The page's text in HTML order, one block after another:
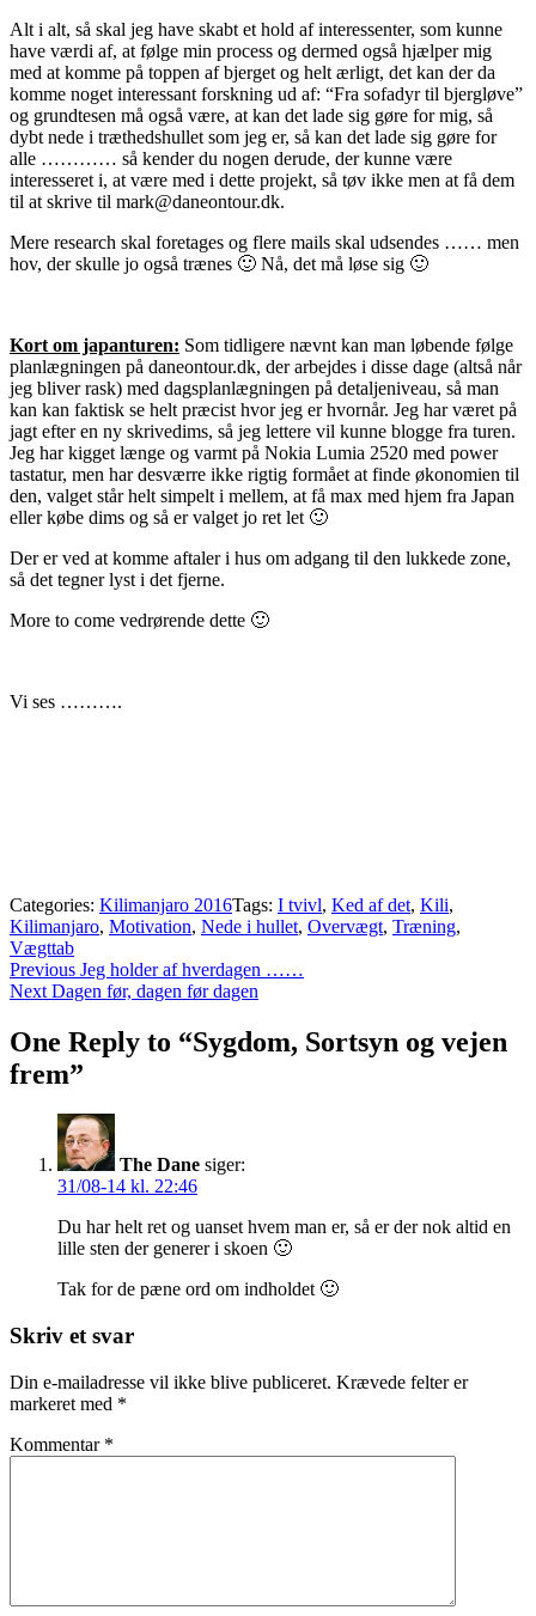
Alt i alt, så skal jeg have skabt et hold af interessenter, som kunne
have værdi af, at følge min process og dermed også hjælper mig
med at komme på toppen af bjerget og helt ærligt, det kan der da
komme noget interessant forskning ud af: “Fra sofadyr til bjergløve”
og grundtesen må også være, at kan det lade sig gøre for mig, så
dybt nede i træthedshullet som jeg er, så kan det lade sig gøre for
alle ………… så kender du nogen derude, der kunne være
interesseret i, at være med i dette projekt, så tøv ikke men at få dem
til at skrive til mark@daneontour.dk.
Mere research skal foretages og flere mails skal udsendes …… men
hov, der skulle jo også trænes 🙂 Nå, det må løse sig 🙂
Kort om japanturen: Som tidligere nævnt kan man løbende følge
planlægningen på daneontour.dk, der arbejdes i disse dage (altså når
jeg bliver rask) med dagsplanlægningen på detaljeniveau, så man
kan kan faktisk se helt præcist hvor jeg er hvornår. Jeg har været på
jagt efter en ny skrivedims, så jeg lettere vil kunne blogge fra turen.
Jeg har kigget længe og varmt på Nokia Lumia 2520 med power
tastatur, men har desværre ikke rigtig formået at finde økonomien til
den, valget står helt simpelt i mellem, at få max med hjem fra Japan
eller købe dims og så er valget jo ret let 🙂
Der er ved at komme aftaler i hus om adgang til den lukkede zone,
så det tegner lyst i det fjerne.
More to come vedrørende dette 🙂
Vi ses ……….
Categories: Kilimanjaro 2016Tags: I tvivl, Ked af det, Kili,
Kilimanjaro, Motivation, Nede i hullet, Overvægt, Træning,
Vægttab
Indlægsnavigation
Previous Previous
post:
Jeg holder af hverdagen ……
Next Next
Dagen før, dagen før dagen
One Reply to “Sygdom, Sortsyn og vejen
frem”
The Dane siger:
31/08-14 kl. 22:46
Du har helt ret og uanset hvem man er, så er der nok altid en
lille sten der generer i skoen 🙂
Tak for de pæne ord om indholdet 🙂
Skriv et svar
Din e-mailadresse vil ikke blive publiceret. Krævede felter er
markeret med *
Kommentar *